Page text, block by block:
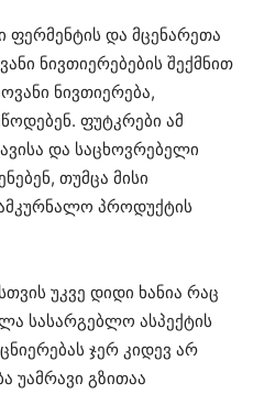
და მცენარეთა
ნივთიერებების შექმნით
ნივთიერება,
ფუტკრები ამ
და საცხოვრებელი
თუმცა მისი
პროდუქტის
უკვე დიდი ხანია რაც
სასარგებლო ასპექტის
ჯერ კიდევ არ
უამრავი გზითაა